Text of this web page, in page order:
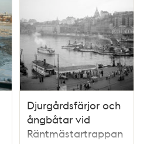
Djurgårdsfärjor och
ångbåtar vid
Räntmästartrappan